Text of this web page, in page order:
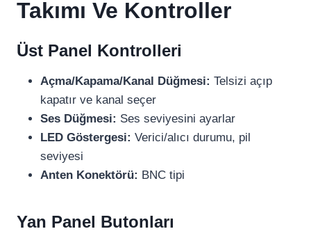
Takımı Ve Kontroller
Üst Panel Kontrolleri
Açma/Kapama/Kanal Düğmesi: Telsizi açıp
kapatır ve kanal seçer
Ses Düğmesi: Ses seviyesini ayarlar
LED Göstergesi: Verici/alıcı durumu, pil
seviyesi
Anten Konektörü: BNC tipi
Yan Panel Butonları